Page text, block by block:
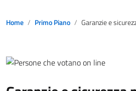
Home Primo Piano Garanzie e sicurezza